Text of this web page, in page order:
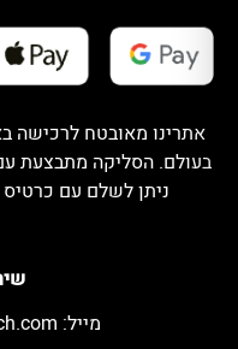
מייל:
ניתן לשלם עם כרטיס